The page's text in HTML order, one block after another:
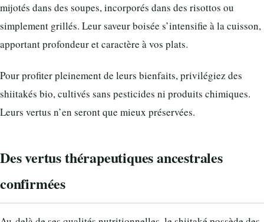
mijotés dans des soupes, incorporés dans des risottos ou
simplement grillés. Leur saveur boisée s’intensifie à la cuisson,
apportant profondeur et caractère à vos plats.
Pour profiter pleinement de leurs bienfaits, privilégiez des
shiitakés bio, cultivés sans pesticides ni produits chimiques.
Leurs vertus n’en seront que mieux préservées.
Des vertus thérapeutiques ancestrales
confirmées